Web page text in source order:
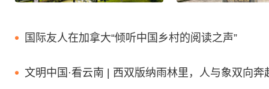
国际友人在加拿大“倾听中国乡村的阅读之声”
文明中国·看云南 | 西双版纳雨林里，人与象双向奔